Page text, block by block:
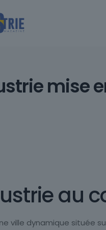
mise
au
ville dynamique située